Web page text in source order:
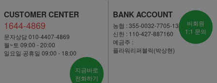
CUSTOMER CENTER
1644-4869
문자상담 010-4407-4869
월~토 09:00 - 20:00
일요일·공휴일 09:00 - 18:00
지금바로
전화하기
BANK ACCOUNT
농협 : 355-0032-7705-13
신한 : 110-427-887160
예금주 :
플라워리퍼블릭(박상현)
비회원
1:1 문의